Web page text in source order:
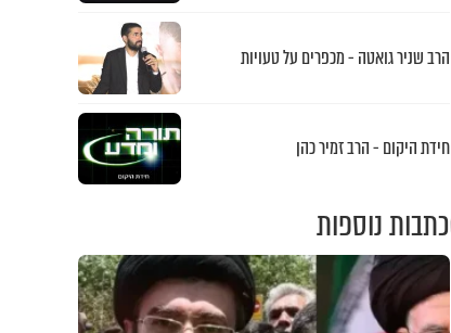
הרב שניר גואטה - מכפרים על טעויות
חידת היקום - הרב זמיר כהן
כתבות נוספות